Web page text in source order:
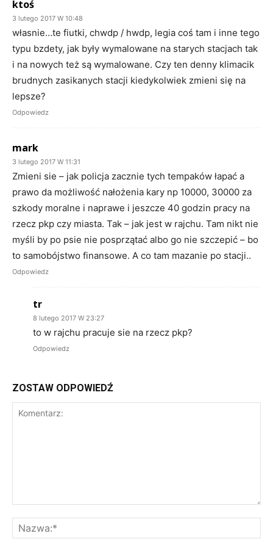
ktoś
3 lutego 2017 W 10:48
własnie…te fiutki, chwdp / hwdp, legia coś tam i inne tego
typu bzdety, jak były wymalowane na starych stacjach tak
i na nowych też są wymalowane. Czy ten denny klimacik
brudnych zasikanych stacji kiedykolwiek zmieni się na
lepsze?
Odpowiedz
mark
3 lutego 2017 W 11:31
Zmieni sie – jak policja zacznie tych tempaków łapać a
prawo da możliwość nałożenia kary np 10000, 30000 za
szkody moralne i naprawe i jeszcze 40 godzin pracy na
rzecz pkp czy miasta. Tak – jak jest w rajchu. Tam nikt nie
myśli by po psie nie posprzątać albo go nie szczepić – bo
to samobójstwo finansowe. A co tam mazanie po stacji..
Odpowiedz
tr
8 lutego 2017 W 23:27
to w rajchu pracuje sie na rzecz pkp?
Odpowiedz
ZOSTAW ODPOWIEDŹ